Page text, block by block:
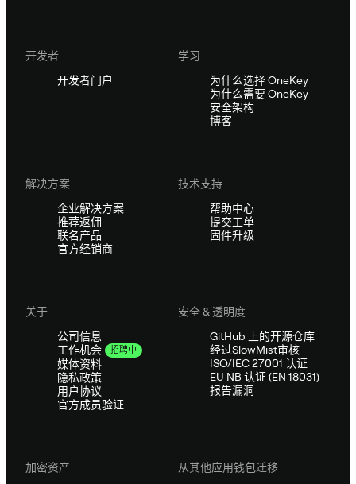
开发者
开发者门户
学习
为什么选择 OneKey
为什么需要 OneKey
安全架构
博客
解决方案
企业解决方案
推荐返佣
联名产品
官方经销商
技术支持
帮助中心
提交工单
固件升级
关于
公司信息
工作机会
招聘中
媒体资料
隐私政策
用户协议
官方成员验证
安全 & 透明度
GitHub 上的开源仓库
经过SlowMist审核
ISO/IEC 27001 认证
EU NB 认证 (EN 18031)
报告漏洞
加密资产
从其他应用钱包迁移